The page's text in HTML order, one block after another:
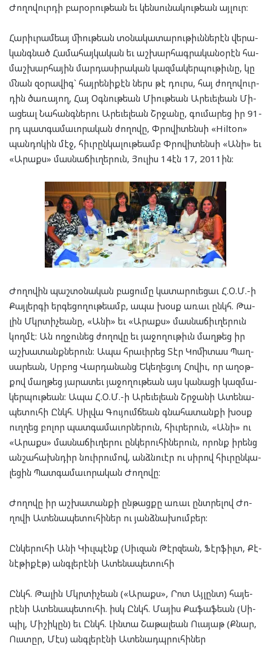
Ժո­ղո­վուր­դի բա­րօ­րու­թեան եւ կեն­սու­նա­կու­թեան այ­լուր:
Հա­րիւ­րամ­եայ միու­թեան տօ­նա­կա­տա­րու­թիւն­նե­րէն վե­րա­
կանգ­նած ­Հա­մա­հայ­կա­կան եւ աշ­խար­հագ­րա­կա­նօ­րէն հա­
մաշ­խար­հա­յին մար­դա­սի­րա­կան կազ­մա­կեր­պու­թիւնը, կը
մնան զօ­րա­վիգ` հայ­րե­նի­քէն ներս թէ դուրս, հայ ժո­ղո­վուր­
դին ծա­ռա­յող, Հայ Օգ­նու­թեան Միու­թեա­ն Ա­րե­ւել­եան Մի­
աց­եալ Նա­հանգ­նե­րու Արե­ւել­եան Շրջա­նը, գու­մա­րեց իր 91-
րդ պատ­գա­մա­ւո­րա­կան ժո­ղո­վը, Փրո­վի­տեն­սի «Hilton»
պան­դո­կին մէջ, հիւ­րըն­կա­լու­թեամբ Փրո­վի­տեն­սի «Անի» եւ
«Արաքս» մաս­նա­ճիւ­ղե­րուն, Յու­լիս 14էն 17, 2011ին:
Ժո­ղո­վին պաշ­տօ­նա­կան բա­ցու­մը կա­տար­ուե­ցաւ Հ.Օ.Մ.-ի
Քայ­լեր­գի եր­գե­ցո­ղու­թեամբ, ապա խօսք առաւ ընկհ. Թա­
լին Մկրտիչ­եա­նը, «Անի» եւ «Արաքս» մաս­նա­ճիւ­ղե­րուն
կող­մէ: Ան ող­ջու­նեց ժո­ղո­վը եւ յա­ջո­ղու­թիւն մաղ­թեց իր
աշ­խա­տանք­նե­րուն: Ապա հրա­ւի­րեց Տէր Կո­մի­տաս Պաղ­
սար­եան, Սրբոց Վար­դա­նանց Եկե­ղեց­ւոյ Հո­վիւ, որ աղօթ­
քով մաղ­թեց յա­րա­տեւ յա­ջո­ղու­թեան այս կա­նա­ցի կազ­մա­
կեր­պու­թեան: Ապա Հ.Օ.Մ.-ի Արե­ւել­եան Շրջա­նի Ատե­նա­
պե­տու­հի Ընկհ. Սիլ­վա Գու­յումճ­եան գնա­հա­տան­քի խօսք
ուղ­ղեց բո­լոր պատ­գա­մա­ւոր­նե­րուն, հիւ­րե­րուն, «Անի» ու
«Արաքս» մաս­նա­ճիւ­ղե­րու ըն­կե­րու­հի­նե­րուն, որոնք իրենց
ան­շա­հախն­դիր նուի­րու­մով, անձն­ուէր ու սի­րով հիւ­րըն­կա­
լե­ցին Պատ­գա­մա­ւո­րա­կան Ժո­ղո­վը:
Ժո­ղո­վը իր աշ­խա­տան­քի ըն­թաց­քը առաւ ընտ­րե­լով Ժո­
ղո­վի Ատե­նա­պե­տու­հի­ներ ու յանձ­նա­խում­բեր:
Ըն­կե­րու­հի Անի Կիւլ­պէնք (Սիւ­զան Թէրզ­եան, Ֆէր­ֆիլտ, Քէ­
նէ­թի­քէթ) անգ­լե­րէ­նի Ատե­նա­պե­տու­հի
Ընկհ. Թա­լին Մկրտիչ­եան («Արաքս», Րոտ Այ­լընտ) հա­յե­
րէ­նի Ատե­նա­պե­տու­հի. իսկ Ընկհ. Մա­յիս Քա­ֆաֆ­եան (Սի­
պիլ, Մի­շի­կըն) եւ Ընկհ. Լին­տա Շա­թալ­եան Ուա­յաթ (Քնար,
Ուս­տըր, Մէս) անգ­լե­րէ­նի Ատե­նադպ­րու­հի­ներ